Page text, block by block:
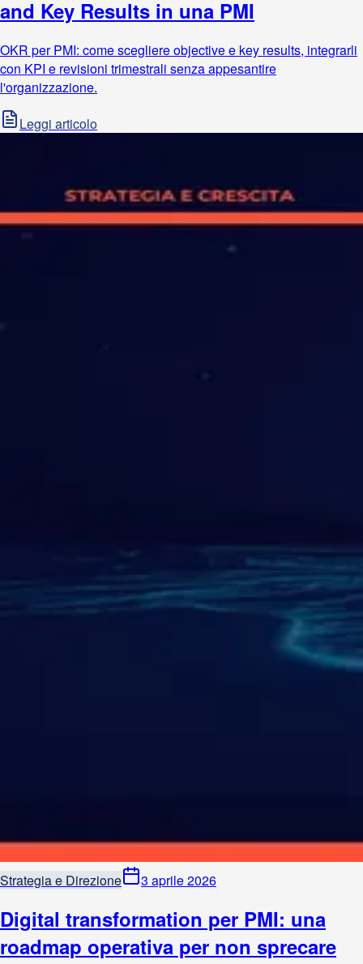
and Key Results in una PMI
OKR per PMI: come scegliere objective e key results, integrarli
con KPI e revisioni trimestrali senza appesantire
l'organizzazione.
Leggi articolo
Strategia e Direzione 3 aprile 2026
Digital transformation per PMI: una
roadmap operativa per non sprecare